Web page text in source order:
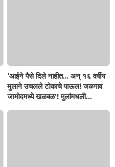
'आईने पैसे दिले नाहीत... अन् १६ वर्षीय
मुलाने उचलले टोकाचे पाऊल! जळगाव
जामोदमध्ये खळबळ'! मुलांमधली